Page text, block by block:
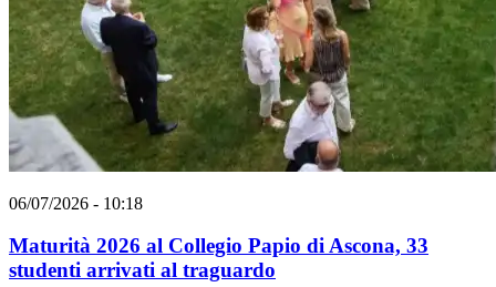
06/07/2026 - 10:18
Maturità 2026 al Collegio Papio di Ascona, 33
studenti arrivati al traguardo